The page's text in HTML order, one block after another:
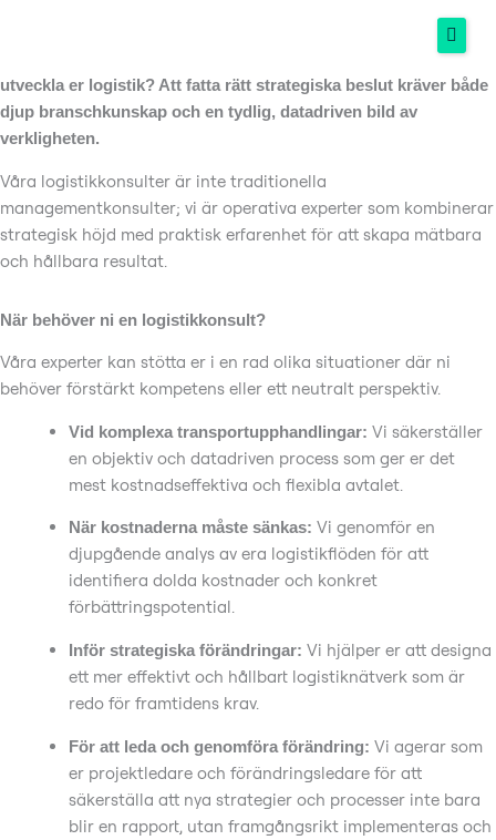
Hem
Tjänster
Kunskapsbank
Står ni inför en komplex transportupphandling, ser kostnaderna
skena, eller behöver ni ett objektivt expertutlåtande för att
utveckla er logistik? Att fatta rätt strategiska beslut kräver både
djup branschkunskap och en tydlig, datadriven bild av
verkligheten.
Våra logistikkonsulter är inte traditionella
managementkonsulter; vi är operativa experter som kombinerar
strategisk höjd med praktisk erfarenhet för att skapa mätbara
och hållbara resultat.
När behöver ni en logistikkonsult?
Våra experter kan stötta er i en rad olika situationer där ni
behöver förstärkt kompetens eller ett neutralt perspektiv.
Vid komplexa transportupphandlingar: Vi säkerställer
en objektiv och datadriven process som ger er det
mest kostnadseffektiva och flexibla avtalet.
När kostnaderna måste sänkas: Vi genomför en
djupgående analys av era logistikflöden för att
identifiera dolda kostnader och konkret
förbättringspotential.
Inför strategiska förändringar: Vi hjälper er att designa
ett mer effektivt och hållbart logistiknätverk som är
redo för framtidens krav.
För att leda och genomföra förändring: Vi agerar som
er projektledare och förändringsledare för att
säkerställa att nya strategier och processer inte bara
blir en rapport, utan framgångsrikt implementeras och